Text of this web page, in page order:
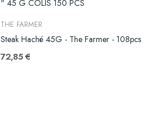
THE FARMER
Steak Haché 45G - The Farmer - 108pcs
72,85 €